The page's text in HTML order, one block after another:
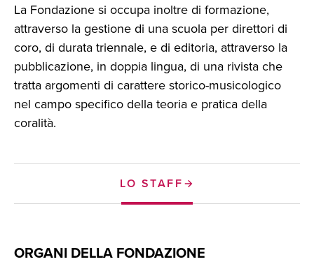
La Fondazione si occupa inoltre di formazione,
attraverso la gestione di una scuola per direttori di
coro, di durata triennale, e di editoria, attraverso la
pubblicazione, in doppia lingua, di una rivista che
tratta argomenti di carattere storico-musicologico
nel campo specifico della teoria e pratica della
coralità.
LO STAFF
ORGANI DELLA FONDAZIONE